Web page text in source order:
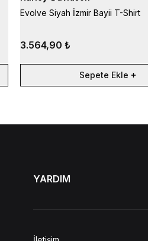
Evolve Siyah İzmir Bayii T-Shirt
3.564,90 ₺
Sepete Ekle
YARDIM